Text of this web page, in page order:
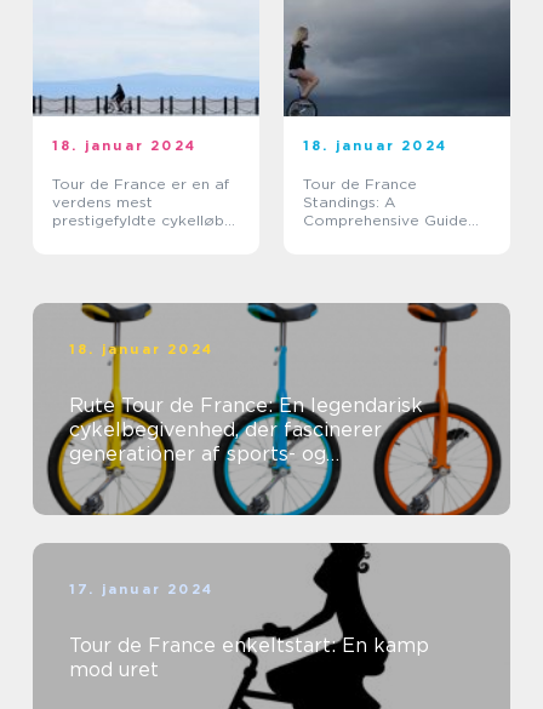
18. januar 2024
Tour de France er en af
verdens mest
prestigefyldte cykelløb
18. januar 2024
Tour de France
Standings: A
Comprehensive Guide
18. januar 2024
Rute Tour de France: En legendarisk
cykelbegivenhed, der fascinerer
generationer af sports- og
fritidsentusiaster
17. januar 2024
Tour de France enkeltstart: En kamp
mod uret